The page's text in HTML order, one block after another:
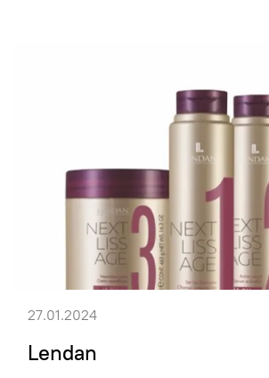
Lendan
27.01.2024